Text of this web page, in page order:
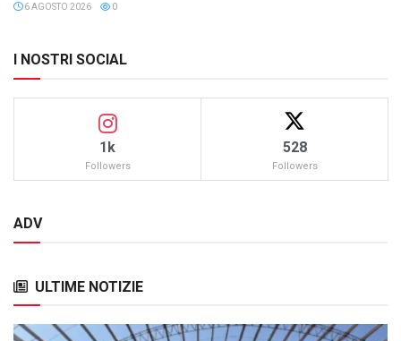
6 AGOSTO 2026 0
I NOSTRI SOCIAL
1k
Followers
528
Followers
ADV
ULTIME NOTIZIE